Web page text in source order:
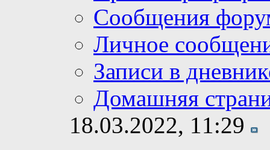
Сообщения
Личное
Записи в
Домашняя
18.03.2022, 11:29